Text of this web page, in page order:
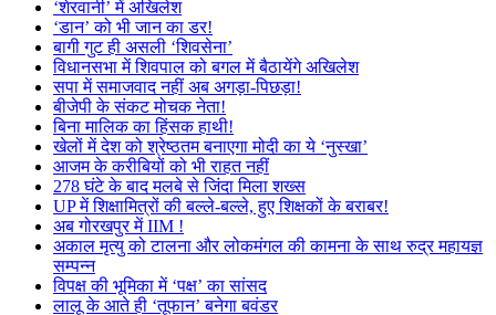
‘शेरवानी’ में अखिलेश
‘डान’ को भी जान का डर!
बागी गुट ही असली ‘शिवसेना’
विधानसभा में शिवपाल को बगल में बैठायेंगे अखिलेश
सपा में समाजवाद नहीं अब अगड़ा-पिछड़ा!
बीजेपी के संकट मोचक नेता!
बिना मालिक का हिंसक हाथी!
खेलों में देश को श्रेष्ठतम बनाएगा मोदी का ये ‘नुस्खा’
आजम के करीबियों को भी राहत नहीं
278 घंटे के बाद मलबे से जिंदा मिला शख्स
UP में शिक्षामित्रों की बल्ले-बल्ले, हुए शिक्षकों के बराबर!
अब गोरखपुर में IIM !
अकाल मृत्यु को टालना और लोकमंगल की कामना के साथ रुद्र महायज्ञ
सम्पन्न
विपक्ष की भूमिका में ‘पक्ष’ का सांसद
लालू के आते ही ‘तूफान’ बनेगा बवंडर